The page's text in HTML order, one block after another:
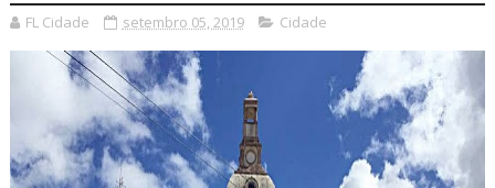
FL Cidade setembro 05, 2019 Cidade